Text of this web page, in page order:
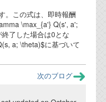
。この式は、即時報酬
\max_{a'} Q(s', a';
了した場合は0とな
a; \theta)$に基づいて
次のブログ